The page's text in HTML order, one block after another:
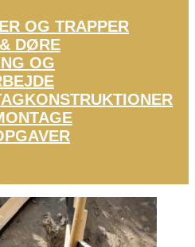
OG TRAPPER
DØRE
OG